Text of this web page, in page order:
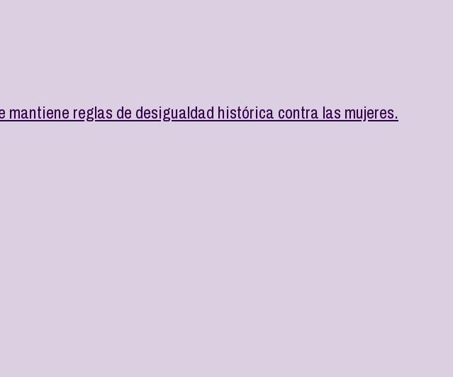
reglas de desigualdad histórica contra las mujeres.